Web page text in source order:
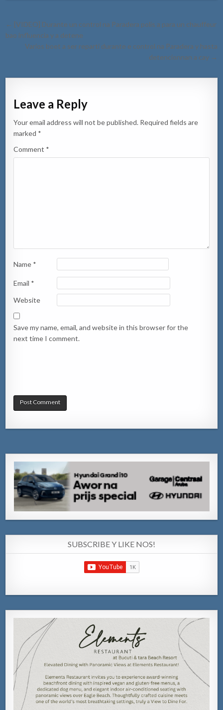
Post
navigation
← [VIDEO] Durante un control na Paradera polis a para un chauffeur
bao influencia y a detene
Varios boet a ser reparti durante e control na Paradera y hasta
detencionnan a cay →
Leave a Reply
Your email address will not be published. Required fields are
marked *
Comment *
Name *
Email *
Website
Save my name, email, and website in this browser for the
next time I comment.
SUBSCRIBE Y LIKE NOS!